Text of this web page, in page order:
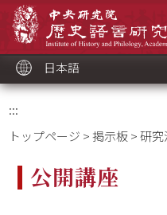
ッ
ク
日本語
:::
トップページ >掲示板> 研
公開講座